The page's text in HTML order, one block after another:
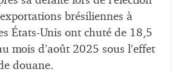
brésiliennes à
États-Unis ont chuté de 18,5
mois d’août 2025 sous l’effet
douane.